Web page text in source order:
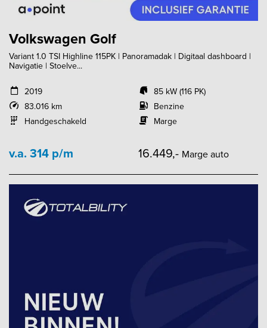
Volkswagen Golf
Variant 1.0 TSI Highline 115PK | Panoramadak | Digitaal dashboard |
Navigatie | Stoelve...
2019
83.016 km
Handgeschakeld
85 kW (116 PK)
Benzine
Marge
v.a. 314 p/m 16.449,- Marge auto